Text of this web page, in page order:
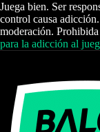
Juega bien. Ser
control causa
moderación.
para la adicción al